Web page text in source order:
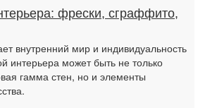
фрески, сграффито,
внутренний мир и индивидуальность
интерьера может быть не только
гамма стен, но и элементы